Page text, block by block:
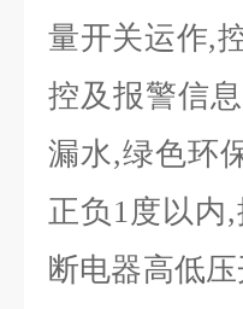
量开关运作,
控及报警信
漏水,绿色环
正负1度以内
断电器高低